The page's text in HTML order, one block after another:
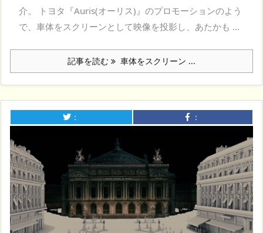
介。 トヨタ『Auris(オーリス)』のプロモーションのよう
で、車体をスクリーンとして映像を投影し、あたかも ...
記事を読む 車体をスクリーン ...
： ：